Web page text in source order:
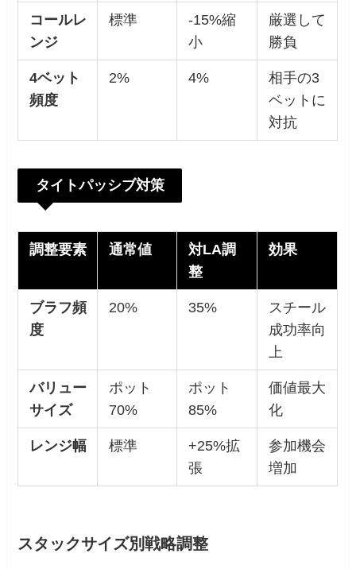
コールレ
ンジ
標準
-15%縮
小
厳選して
勝負
4ベット
頻度
2% 4%
相手の3
ベットに
対抗
タイトパッシブ対策
調整要素 通常値
対LA調
整
効果
ブラフ頻
度
20% 35%
スチール
成功率向
上
バリュー
サイズ
ポット
70%
ポット
85%
価値最大
化
レンジ幅 標準
+25%拡
張
参加機会
増加
スタックサイズ別戦略調整